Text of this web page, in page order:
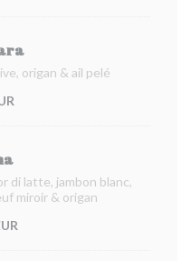
origan & ail pelé
di latte, jambon blanc,
miroir & origan